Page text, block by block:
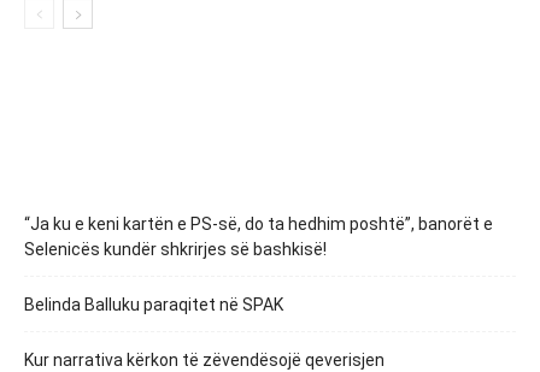
“Ja ku e keni kartën e PS-së, do ta hedhim poshtë”, banorët e
Selenicës kundër shkrirjes së bashkisë!
Belinda Balluku paraqitet në SPAK
Kur narrativa kërkon të zëvendësojë qeverisjen